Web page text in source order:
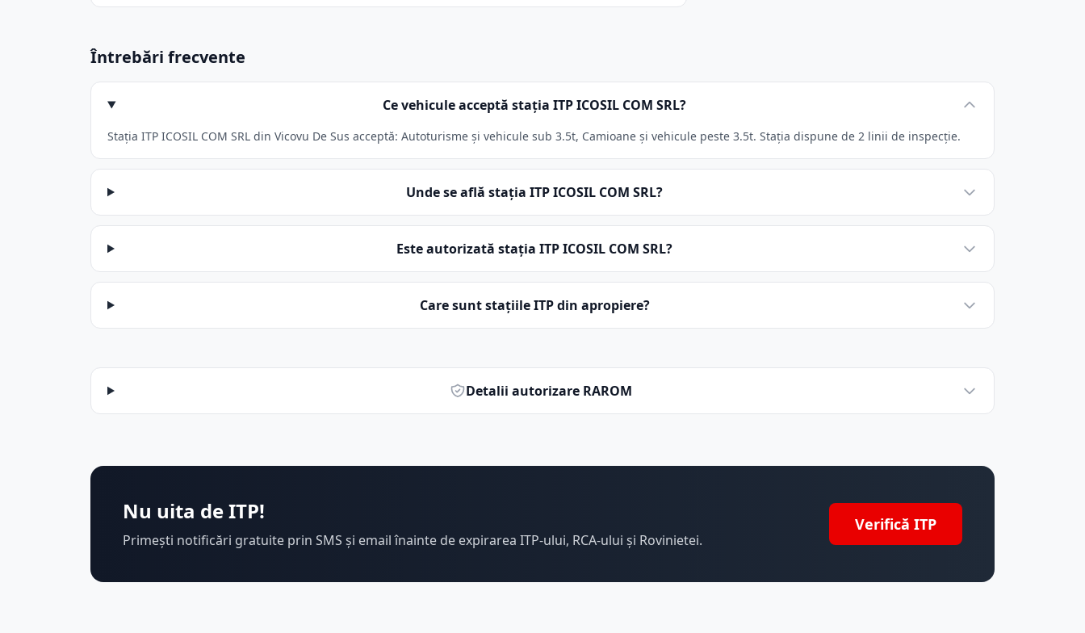
Întrebări frecvente
Ce vehicule acceptă stația ITP ICOSIL COM SRL?
Stația ITP ICOSIL COM SRL din Vicovu De Sus acceptă: Autoturisme și vehicule sub 3.5t, Camioane și vehicule peste 3.5t. Stația dispune de 2 linii de inspecție.
Unde se află stația ITP ICOSIL COM SRL?
Este autorizată stația ITP ICOSIL COM SRL?
Care sunt stațiile ITP din apropiere?
Detalii autorizare RAROM
Nu uita de ITP!
Primești notificări gratuite prin SMS și email înainte de expirarea ITP-ului, RCA-ului și Rovinietei.
Verifică ITP